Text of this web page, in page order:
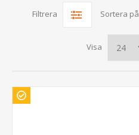
Filtrera Sortera på
Visa